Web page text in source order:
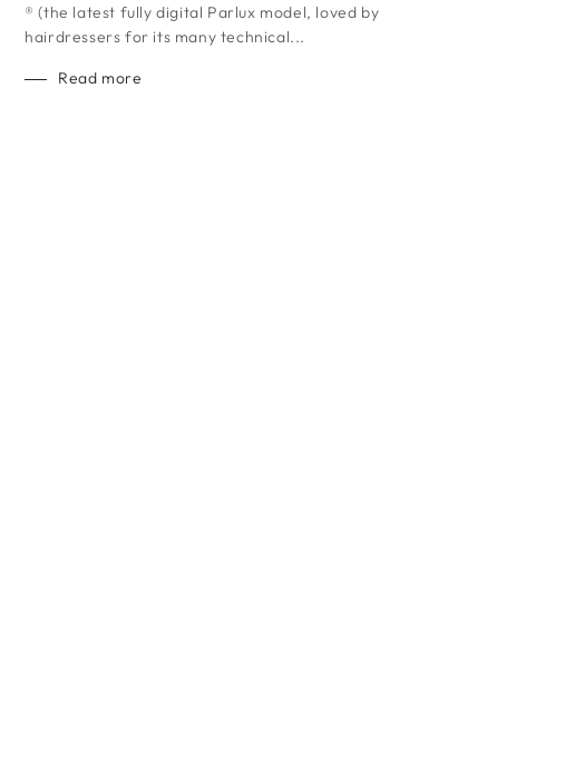
® (the latest fully digital Parlux model, loved by
hairdressers for its many technical...
Read more